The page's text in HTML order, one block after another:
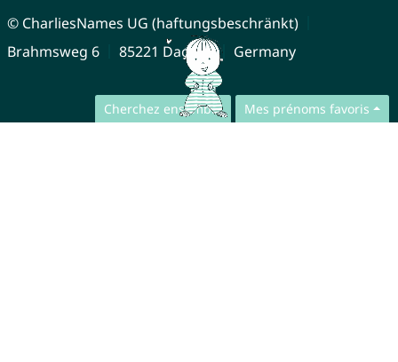
Cherchez ensemble Mes prénoms favoris
© CharliesNames UG (haftungsbeschränkt)
Brahmsweg 6
85221 Dachau Germany